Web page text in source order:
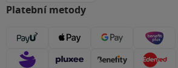
Platební metody